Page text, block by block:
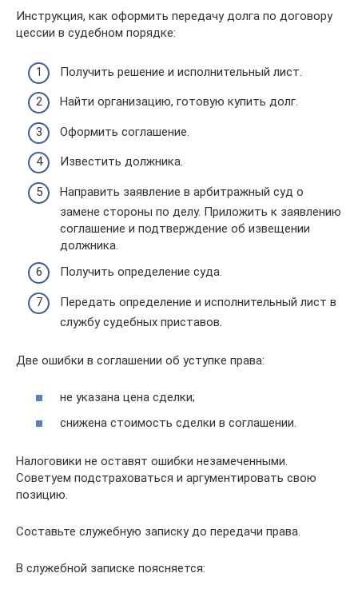
Инструкция, как оформить передачу долга по договору
цессии в судебном порядке:
Получить решение и исполнительный лист.
Найти организацию, готовую купить долг.
Оформить соглашение.
Известить должника.
Направить заявление в арбитражный суд о
замене стороны по делу. Приложить к заявлению
соглашение и подтверждение об извещении
должника.
Получить определение суда.
Передать определение и исполнительный лист в
службу судебных приставов.
Две ошибки в соглашении об уступке права:
не указана цена сделки;
снижена стоимость сделки в соглашении.
Налоговики не оставят ошибки незамеченными.
Советуем подстраховаться и аргументировать свою
позицию.
Составьте служебную записку до передачи права.
В служебной записке поясняется: